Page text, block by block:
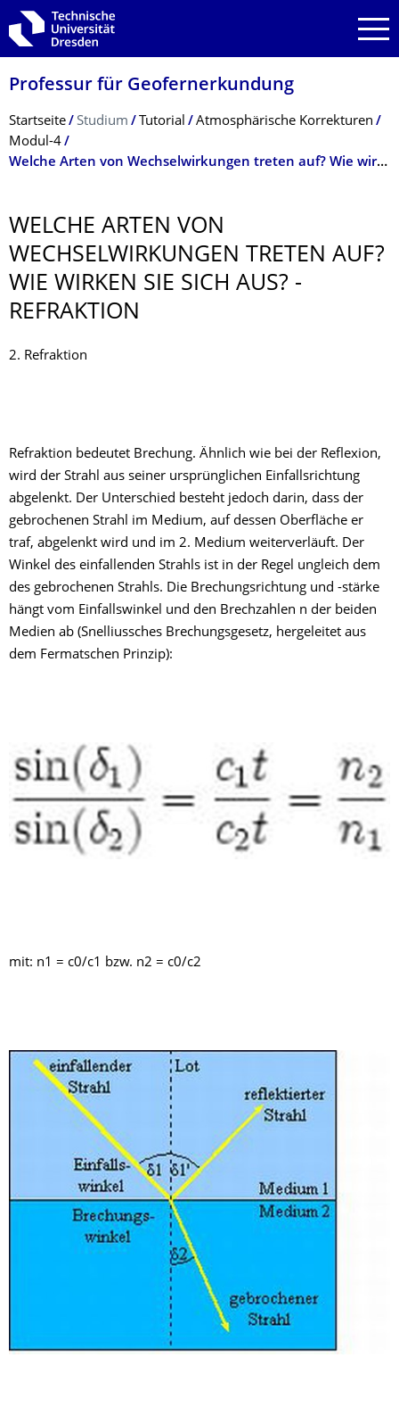
Zur Hauptnavigation springen
Zur Suche springen
Zum Inhalt springen
Professur für Geofernerkundung
Breadcrumb-Menü
Startseite Studium Tutorial
Atmosphärische Korrekturen
Modul-4
Welche Arten von Wechselwirkungen treten auf? Wie wirken sie sich aus? - Refraktion
WELCHE ARTEN VON
WECHSELWIRKUN­GEN TRETEN AUF?
WIE WIRKEN SIE SICH AUS? -
REFRAKTION
2. Refraktion
Refraktion bedeutet Brechung. Ähnlich wie bei der Reflexion,
wird der Strahl aus seiner ursprünglichen Einfallsrichtung
abgelenkt. Der Unterschied besteht jedoch darin, dass der
gebrochenen Strahl im Medium, auf dessen Oberfläche er
traf, abgelenkt wird und im 2. Medium weiterverläuft. Der
Winkel des einfallenden Strahls ist in der Regel ungleich dem
des gebrochenen Strahls. Die Brechungsrichtung und -stärke
hängt vom Einfallswinkel und den Brechzahlen n der beiden
Medien ab (Snelliussches Brechungsgesetz, hergeleitet aus
dem Fermatschen Prinzip):
mit: n1 = c0/c1 bzw. n2 = c0/c2